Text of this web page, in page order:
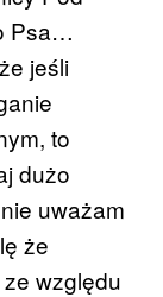
Psa…
jeśli
to
dużo
uważam
że
względu